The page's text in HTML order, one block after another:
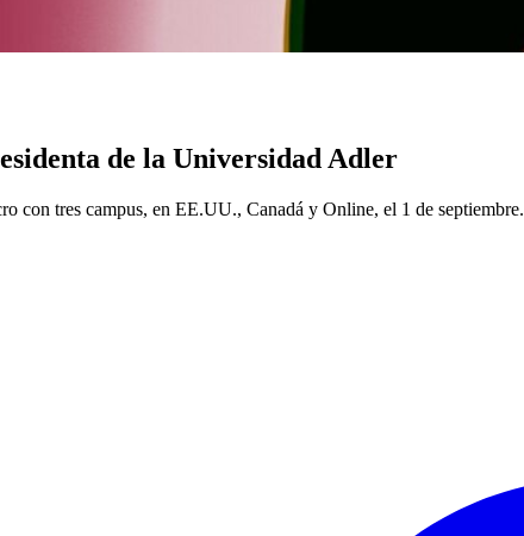
de la Universidad Adler
con tres campus, en EE.UU., Canadá y Online, el 1 de septiembre.